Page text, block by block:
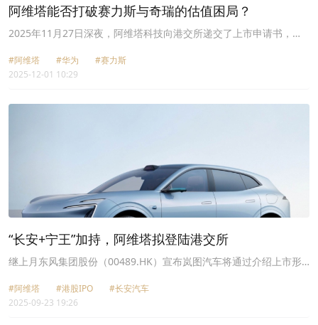
阿维塔能否打破赛力斯与奇瑞的估值困局？
2025年11月27日深夜，阿维塔科技向港交所递交了上市申请书，一
#阿维塔 #华为
#赛力斯
2025-12-01 10:29
“长安+宁王”加持，阿维塔拟登陆港交所
继上月东风集团股份（00489.HK）宣布岚图汽车将通过介绍上市形
车品牌奔赴港股。
#阿维塔 #港股IPO
#长安汽车
2025-09-23 19:26